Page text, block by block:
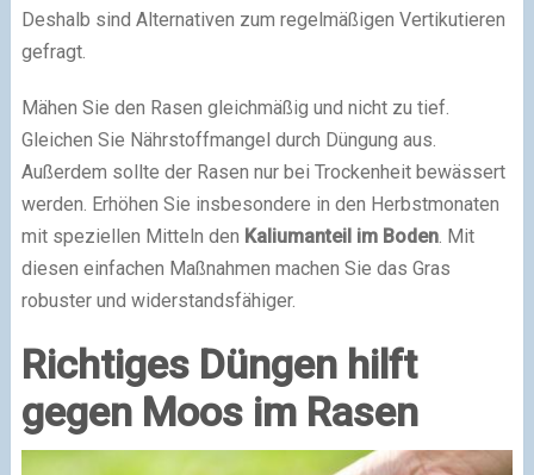
Deshalb sind Alternativen zum regelmäßigen Vertikutieren
gefragt.
Mähen Sie den Rasen gleichmäßig und nicht zu tief.
Gleichen Sie Nährstoffmangel durch Düngung aus.
Außerdem sollte der Rasen nur bei Trockenheit bewässert
werden. Erhöhen Sie insbesondere in den Herbstmonaten
mit speziellen Mitteln den Kaliumanteil im Boden. Mit
diesen einfachen Maßnahmen machen Sie das Gras
robuster und widerstandsfähiger.
Richtiges Düngen hilft
gegen Moos im Rasen